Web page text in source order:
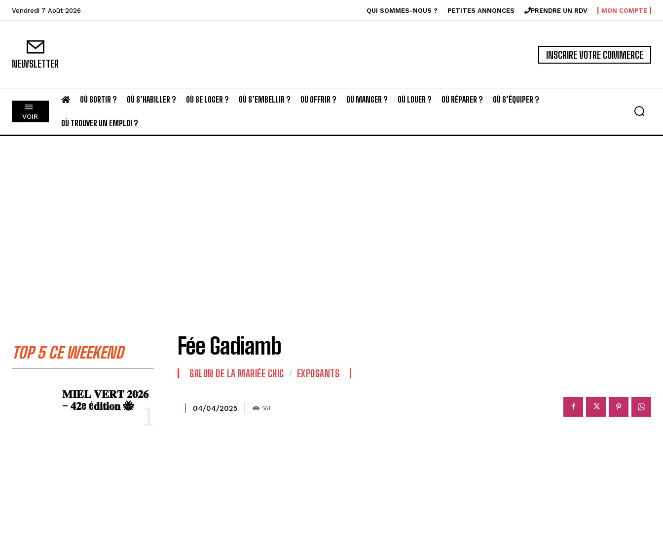
Vendredi 7 Août 2026 QUI SOMMES-NOUS ? PETITES ANNONCES PRENDRE UN RDV MON COMPTE
NEWSLETTER
INSCRIRE VOTRE COMMERCE
VOIR
OÙ SORTIR ? OÙ S’HABILLER ? OÙ SE LOGER ? OÙ S’EMBELLIR ? OÙ OFFRIR ? OÙ MANGER ? OÙ LOUER ? OÙ RÉPARER ? OÙ S’ÉQUIPER ?
OÙ TROUVER UN EMPLOI ?
TOP 5 CE WEEKEND
𝐌𝐈𝐄𝐋 𝐕𝐄𝐑𝐓 𝟐𝟎𝟐𝟔
– 𝟒𝟐e é𝐝𝐢𝐭𝐢𝐨𝐧 🐝
Fée Gadiamb
SALON DE LA MARIÉE CHIC EXPOSANTS
04/04/2025 561